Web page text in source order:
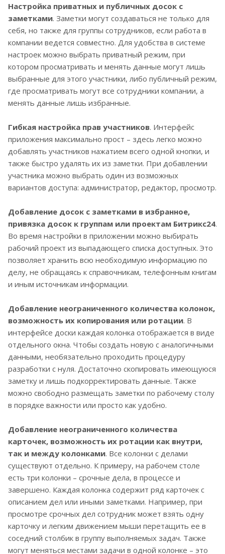
Настройка приватных и публичных досок с
заметками. Заметки могут создаваться не только для
себя, но также для группы сотрудников, если работа в
компании ведется совместно. Для удобства в системе
настроек можно выбрать приватный режим, при
котором просматривать и менять данные могут лишь
выбранные для этого участники, либо публичный режим,
где просматривать могут все сотрудники компании, а
менять данные лишь избранные.
Гибкая настройка прав участников. Интерфейс
приложения максимально прост – здесь легко можно
добавлять участников нажатием всего одной кнопки, и
также быстро удалять их из заметки. При добавлении
участника можно выбрать один из возможных
вариантов доступа: администратор, редактор, просмотр.
Добавление досок с заметками в избранное,
привязка досок к группам или проектам Битрикс24.
Во время настройки в приложении можно выбирать
рабочий проект из выпадающего списка доступных. Это
позволяет хранить всю необходимую информацию по
делу, не обращаясь к справочникам, телефонным книгам
и иным источникам информации.
Добавление неограниченного количества колонок,
возможность их копирования или ротации. В
интерфейсе доски каждая колонка отображается в виде
отдельного окна. Чтобы создать новую с аналогичными
данными, необязательно проходить процедуру
разработки с нуля. Достаточно скопировать имеющуюся
заметку и лишь подкорректировать данные. Также
можно свободно размещать заметки по рабочему столу
в порядке важности или просто как удобно.
Добавление неограниченного количества
карточек, возможность их ротации как внутри,
так и между колонками. Все колонки с делами
существуют отдельно. К примеру, на рабочем столе
есть три колонки – срочные дела, в процессе и
завершено. Каждая колонка содержит ряд карточек с
описанием дел или иными заметками. Например, при
просмотре срочных дел сотрудник может взять одну
карточку и легким движением мыши перетащить ее в
соседний столбик в группу выполняемых задач. Также
могут меняться местами задачи в одной колонке – это